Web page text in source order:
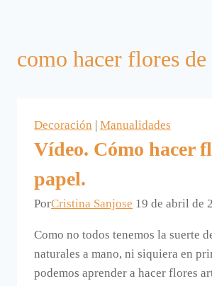
como hacer flores de
Decoración | Manualidades
Vídeo. Cómo hacer
papel.
PorCristina Sanjose 19 de abril de
Como no todos tenemos la suerte
naturales a mano, ni siquiera en
podemos aprender a hacer flores